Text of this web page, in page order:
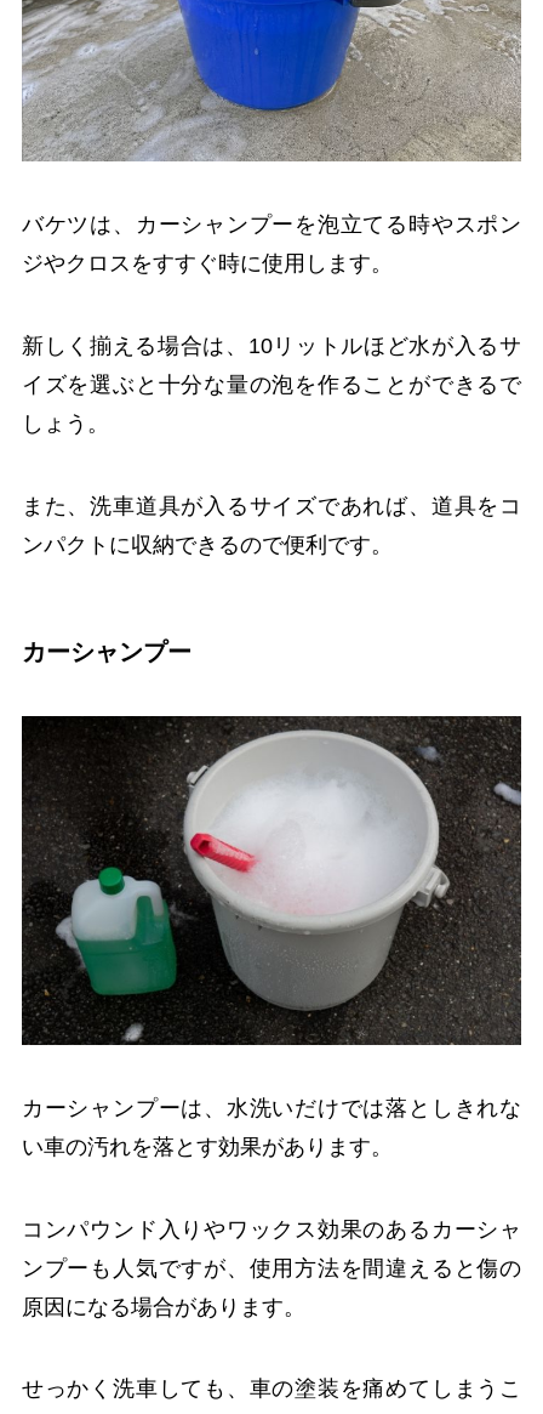
バケツは、カーシャンプーを泡立てる時やスポン
ジやクロスをすすぐ時に使用します。
新しく揃える場合は、10リットルほど水が入るサ
イズを選ぶと十分な量の泡を作ることができるで
しょう。
また、洗車道具が入るサイズであれば、道具をコ
ンパクトに収納できるので便利です。
カーシャンプー
カーシャンプーは、水洗いだけでは落としきれな
い車の汚れを落とす効果があります。
コンパウンド入りやワックス効果のあるカーシャ
ンプーも人気ですが、使用方法を間違えると傷の
原因になる場合があります。
せっかく洗車しても、車の塗装を痛めてしまうこ